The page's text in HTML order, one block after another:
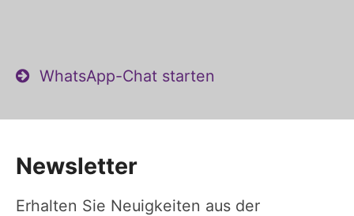
WhatsApp-Chat starten
Newsletter
Erhalten Sie Neuigkeiten aus der